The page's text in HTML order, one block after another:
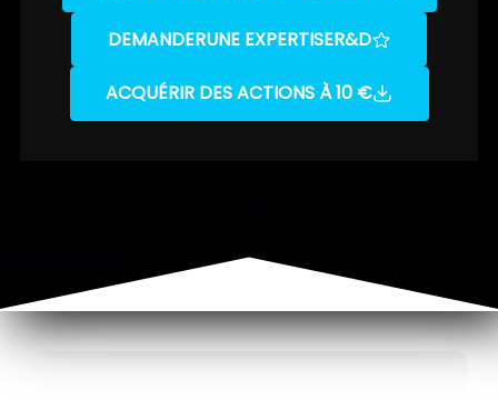
DEMANDERUNE EXPERTISER&D
ACQUÉRIR DES ACTIONS À 10 €